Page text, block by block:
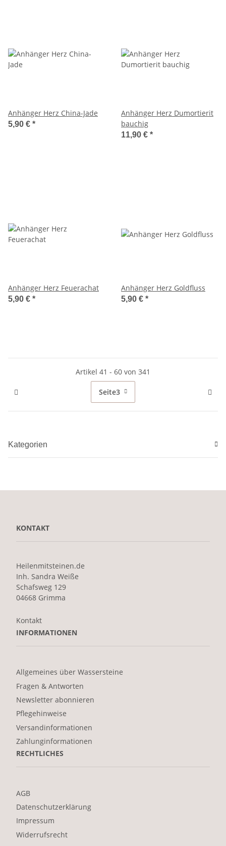
Anhänger Herz China-Jade
5,90 € *
Anhänger Herz Dumortierit
bauchig
11,90 € *
Anhänger Herz Feuerachat
5,90 € *
Anhänger Herz Goldfluss
5,90 € *
Artikel 41 - 60 von 341
Seite3
Kategorien
KONTAKT
Heilenmitsteinen.de
Inh. Sandra Weiße
Schafsweg 129
04668 Grimma
Kontakt
INFORMATIONEN
Allgemeines über Wassersteine
Fragen & Antworten
Newsletter abonnieren
Pflegehinweise
Versandinformationen
Zahlunginformationen
RECHTLICHES
AGB
Datenschutzerklärung
Impressum
Widerrufsrecht